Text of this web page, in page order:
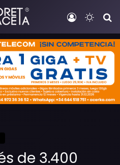
Iniciar
de 3.400